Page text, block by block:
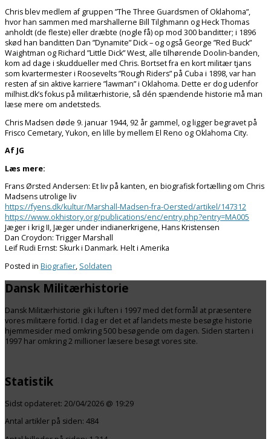
Chris blev medlem af gruppen ”The Three Guardsmen of Oklahoma”,
hvor han sammen med marshallerne Bill Tilghmann og Heck Thomas
anholdt (de fleste) eller dræbte (nogle få) op mod 300 banditter; i 1896
skød han banditten Dan ”Dynamite” Dick – og også George ”Red Buck”
Waightman og Richard ”Little Dick” West, alle tilhørende Doolin-banden,
kom ad dage i skuddueller med Chris. Bortset fra en kort militær tjans
som kvartermester i Roosevelts ”Rough Riders” på Cuba i 1898, var han
resten af sin aktive karriere ”lawman” i Oklahoma. Dette er dog udenfor
milhist.dk’s fokus på militærhistorie, så dén spændende historie må man
læse mere om andetsteds.
Chris Madsen døde 9. januar 1944, 92 år gammel, og ligger begravet på
Frisco Cemetary, Yukon, en lille by mellem El Reno og Oklahoma City.
Af JG
Læs mere:
Frans Ørsted Andersen: Et liv på kanten, en biografisk fortælling om Chris
Madsens utrolige liv
https://fyens.dk/kultur/Marshall-Madsen-fra-Oersted/artikel/147312
https://www.okhistory.org/publications/enc/entry.php?entry=MA005
Jæger i krig II, Jæger under indianerkrigene, Hans Kristensen
Dan Croydon: Trigger Marshall
Leif Rudi Ernst: Skurk i Danmark. Helt i Amerika
Posted in Biografier, Soldaten
Dansk Militærhistorie
Dansk Militærhistorie gik i luften i 1997 med det formål at præsentere
vores militære fortid. I dag er det et af landets meste besøgte historie
hjemmesider med omkring 500 besøgende om dagen. Siden starten i
1997 har omkring 2 millioner læsere besøgt vores site.
Statistik
Sidst opdateret: 20/04/2026 @ 19:29
Antal artikler på siden: 484